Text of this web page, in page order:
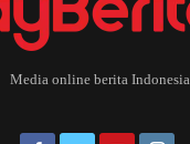
Media online berita Indonesia